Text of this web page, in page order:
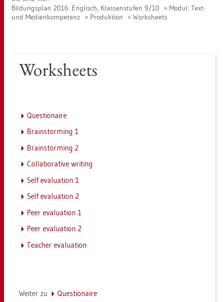
Bil­dungs­plan 2016: Eng­lisch, Klas­sen­stu­fen 9/10
Modul: Text-
und Me­di­en­kom­pe­tenz
Pro­duk­ti­on Works­heets
Works­heets
Ques­tio­nai­re
Brain­stor­ming 1
Brain­stor­ming 2
Col­la­bo­ra­ti­ve wri­ting
Self eva­lua­ti­on 1
Self eva­lua­ti­on 2
Peer eva­lua­ti­on 1
Peer eva­lua­ti­on 2
Teacher eva­lua­ti­on
Wei­ter zu Ques­tio­nai­re